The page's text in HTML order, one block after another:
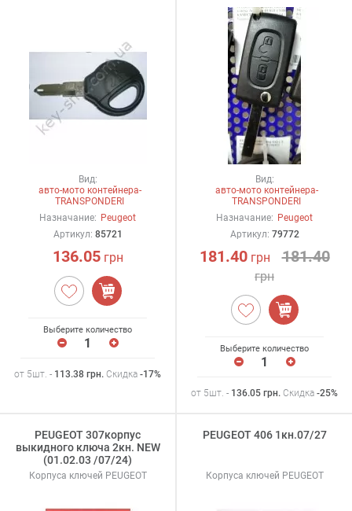
Вид:
авто-мото контейнера-
TRANSPONDERI
Назначание: Peugeot
Артикул: 85721
136.05грн
Выберите количество
от 5шт. - 113.38 грн. Скидка -17%
Вид:
авто-мото контейнера-
TRANSPONDERI
Назначание: Peugeot
Артикул: 79772
181.40грн 181.40
грн
Выберите количество
от 5шт. - 136.05 грн. Скидка -25%
PEUGEOT 307корпус
выкидного ключа 2кн. NEW
(01.02.03 /07/24)
Корпуса ключей PEUGEOT
PEUGEOT 406 1кн.07/27
Корпуса ключей PEUGEOT